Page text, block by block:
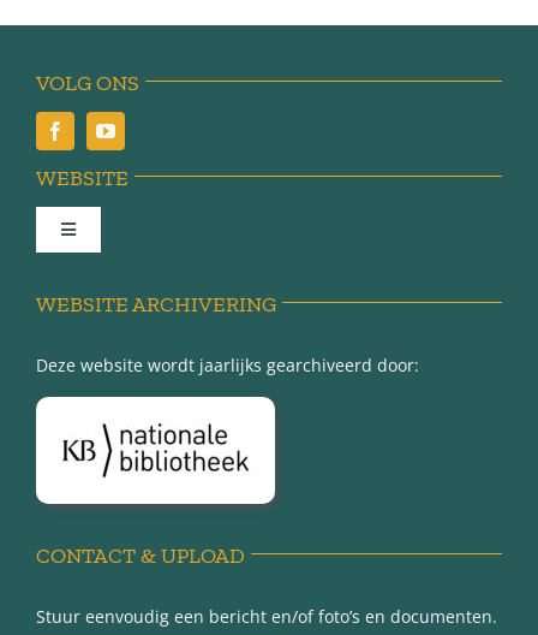
VOLG ONS
WEBSITE
Toggle
Over Minnertsga
Disclaimer
WEBSITE ARCHIVERING
Deze website wordt jaarlijks gearchiveerd door:
CONTACT & UPLOAD
Stuur eenvoudig een bericht en/of foto’s en documenten.